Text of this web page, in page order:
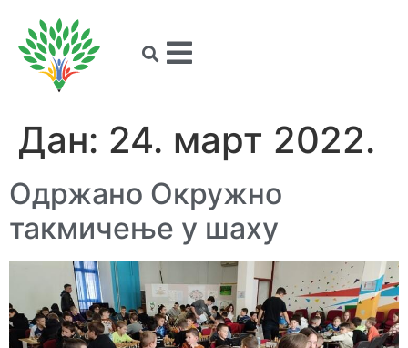
Дан: 24. март 2022.
Одржано Окружно
такмичење у шаху